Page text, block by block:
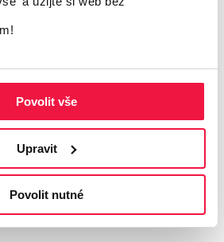
Povolit vše
Upravit
Povolit nutné
Tato přímá zpětná vazba
uživatele, a nejen
(konkrétně stratég Zach